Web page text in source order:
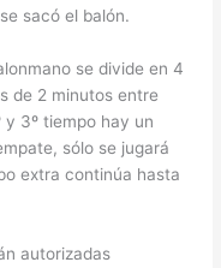
sacó el balón.
se divide en 4
de 2 minutos entre
y 3º tiempo hay un
sólo se jugará
extra continúa hasta
autorizadas